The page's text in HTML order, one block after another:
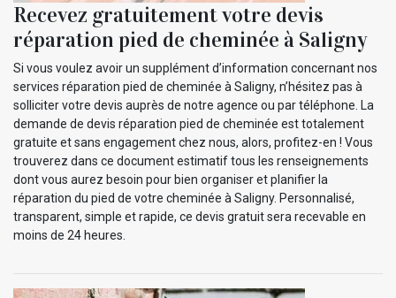
Recevez gratuitement votre devis
réparation pied de cheminée à Saligny
Si vous voulez avoir un supplément d’information concernant nos
services réparation pied de cheminée à Saligny, n’hésitez pas à
solliciter votre devis auprès de notre agence ou par téléphone. La
demande de devis réparation pied de cheminée est totalement
gratuite et sans engagement chez nous, alors, profitez-en ! Vous
trouverez dans ce document estimatif tous les renseignements
dont vous aurez besoin pour bien organiser et planifier la
réparation du pied de votre cheminée à Saligny. Personnalisé,
transparent, simple et rapide, ce devis gratuit sera recevable en
moins de 24 heures.